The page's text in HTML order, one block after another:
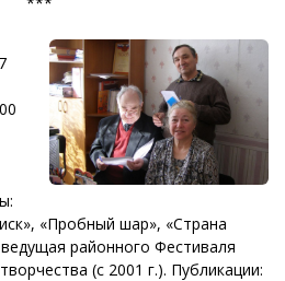
«Пробный шар», «Страна
районного Фестиваля
(с 2001 г.). Публикации: